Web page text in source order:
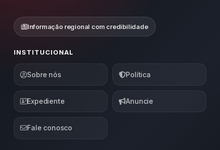
Informação regional com credibilidade
INSTITUCIONAL
Sobre nós Política
Expediente Anuncie
Fale conosco